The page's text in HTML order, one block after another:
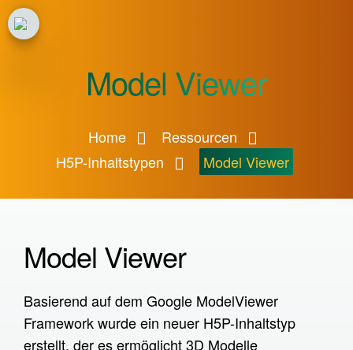
Arbeitspakete
Virtual 3D Tour
Profile Configurator
Documentation Tool XR
Model Viewer
Home
Ressourcen
H5P-Inhaltstypen
Model Viewer
Model Viewer
Basierend auf dem Google ModelViewer
Framework wurde ein neuer H5P-Inhaltstyp
erstellt, der es ermöglicht 3D Modelle